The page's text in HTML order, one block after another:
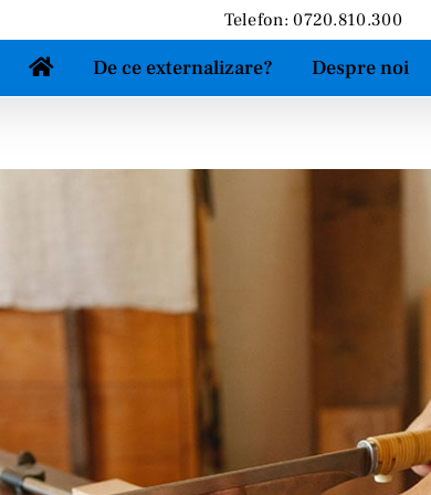
Telefon: 0720.810.300
De ce externalizare? Despre noi